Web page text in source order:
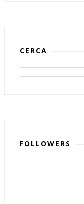
CERCA
FOLLOWERS